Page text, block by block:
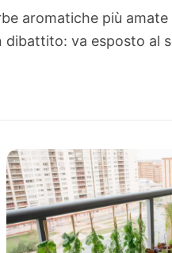
aromatiche più
va esposto al